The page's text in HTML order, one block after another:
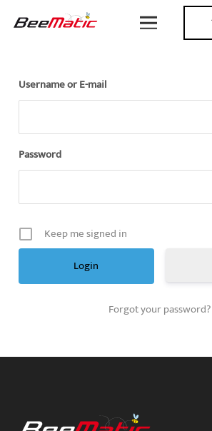
Username or E-mail
Password
Keep me signed in
Forgot your password?